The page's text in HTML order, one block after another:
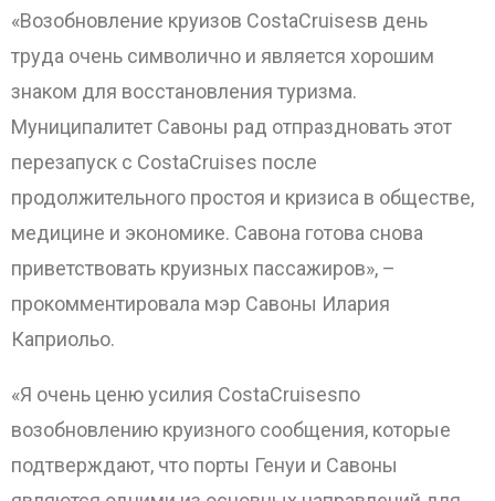
«Возобновление круизов CostaCruisesв день
труда очень символично и является хорошим
знаком для восстановления туризма.
Муниципалитет Савоны рад отпраздновать этот
перезапуск с CostaCruises после
продолжительного простоя и кризиса в обществе,
медицине и экономике. Савона готова снова
приветствовать круизных пассажиров», –
прокомментировала мэр Савоны Илария
Каприольо.
«Я очень ценю усилия CostaCruisesпо
возобновлению круизного сообщения, которые
подтверждают, что порты Генуи и Савоны